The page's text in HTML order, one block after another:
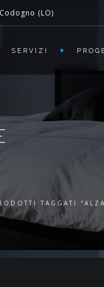
(LO)
SERVIZI
TAGGATI